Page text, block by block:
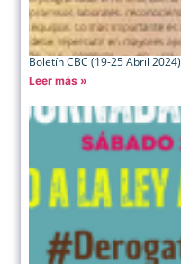
Boletín CBC (19-25 Abril 2024)
Leer más »